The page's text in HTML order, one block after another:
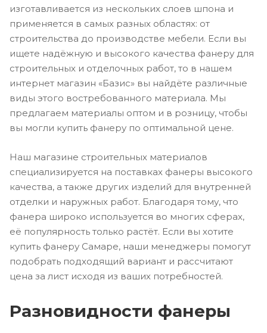
изготавливается из нескольких слоев шпона и
применяется в самых разных областях: от
строительства до производстве мебели. Если вы
ищете надёжную и высокого качества фанеру для
строительных и отделочных работ, то в нашем
интернет магазин «Базис» вы найдёте различные
виды этого востребованного материала. Мы
предлагаем материалы оптом и в розницу, чтобы
вы могли купить фанеру по оптимальной цене.
Наш магазине строительных материалов
специализируется на поставках фанеры высокого
качества, а также других изделий для внутренней
отделки и наружных работ. Благодаря тому, что
фанера широко используется во многих сферах,
её популярность только растёт. Если вы хотите
купить фанеру Самаре, наши менеджеры помогут
подобрать подходящий вариант и рассчитают
цена за лист исходя из ваших потребностей.
Разновидности фанеры